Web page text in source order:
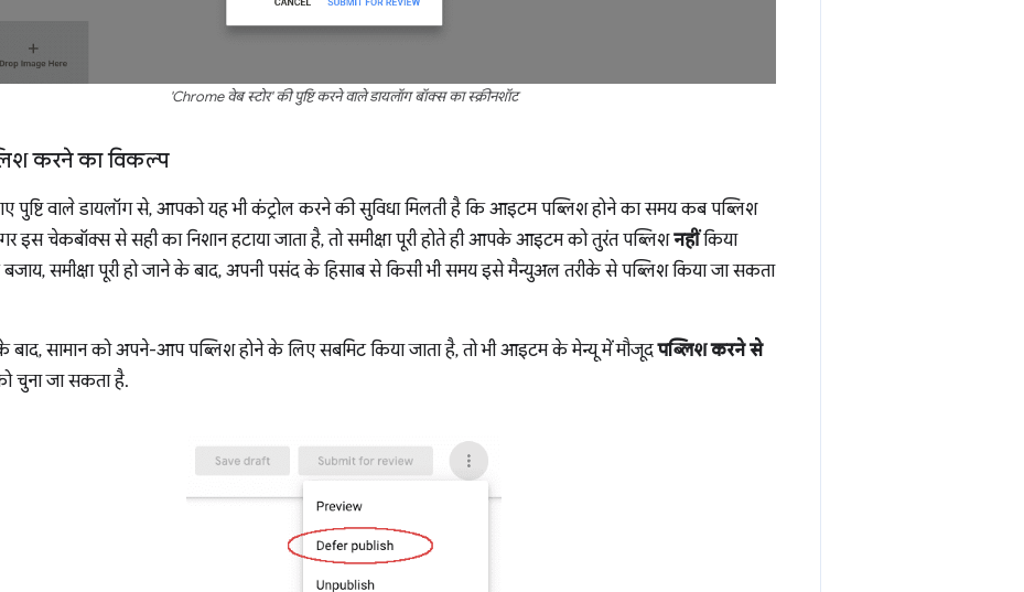
'Chrome वेब स्टोर' की पुष्टि करने वाले डायलॉग बॉक्स का स्क्रीनशॉट
करने का विकल्प
पुष्टि वाले डायलॉग से, आपको यह भी कंट्रोल करने की सुविधा मिलती है कि आइटम पब्लिश होने का समय कब पब्लिश
इस चेकबॉक्स से सही का निशान हटाया जाता है, तो समीक्षा पूरी होते ही आपके आइटम को तुरंत पब्लिशनहींकिया
समीक्षा पूरी हो जाने के बाद, अपनी पसंद के हिसाब से किसी भी समय इसे मैन्युअल तरीके से पब्लिश किया जा सकता
बाद, सामान को अपने-आप पब्लिश होने के लिए सबमिट किया जाता है, तो भी आइटम के मेन्यू में मौजूदपब्लिश करने से
चुना जा सकता है.